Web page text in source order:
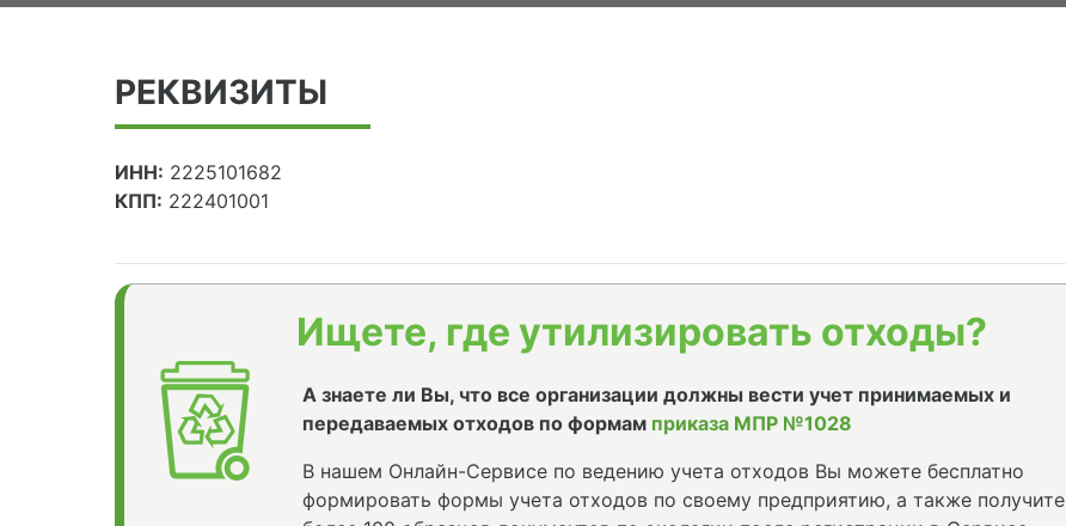
РЕКВИЗИТЫ
ИНН: 2225101682
КПП: 222401001
Ищете, где утилизировать отходы?
А знаете ли Вы, что все организации должны вести учет принимаемых и
передаваемых отходов по формам приказа МПР №1028
В нашем Онлайн-Сервисе по ведению учета отходов Вы можете бесплатно
формировать формы учета отходов по своему предприятию, а также получите